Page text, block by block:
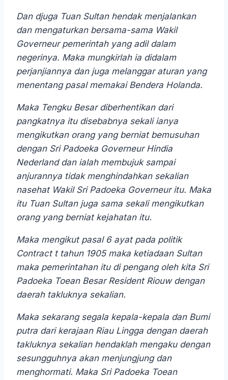
Dan djuga Tuan Sultan hendak menjalankan
dan mengaturkan bersama-sama Wakil
Governeur pemerintah yang adil dalam
negerinya. Maka mungkirlah ia didalam
perjanjiannya dan juga melanggar aturan yang
menentang pasal memakai Bendera Holanda.
Maka Tengku Besar diberhentikan dari
pangkatnya itu disebabnya sekali ianya
mengikutkan orang yang berniat bemusuhan
dengan Sri Padoeka Governeur Hindia
Nederland dan ialah membujuk sampai
anjurannya tidak menghindahkan sekalian
nasehat Wakil Sri Padoeka Governeur itu. Maka
itu Tuan Sultan juga sama sekali mengikutkan
orang yang berniat kejahatan itu.
Maka mengikut pasal 6 ayat pada politik
Contract t tahun 1905 maka ketiadaan Sultan
maka pemerintahan itu di pengang oleh kita Sri
Padoeka Toean Besar Resident Riouw dengan
daerah takluknya sekalian.
Maka sekarang segala kepala-kepala dan Bumi
putra dari kerajaan Riau Lingga dengan daerah
takluknya sekalian hendaklah mengaku dengan
sesungguhnya akan menjungjung dan
menghormati. Maka Sri Padoeka Toean